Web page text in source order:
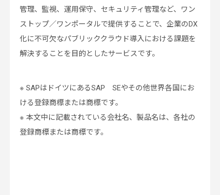
管理、監視、運用保守、セキュリティ管理など、ワン
ストップ／ワンポータルで提供することで、企業のDX
化に不可欠なパブリッククラウド導入における課題を
解決することを目的としたサービスです。
※ SAPはドイツにあるSAP SEやその他世界各国にお
ける登録商標または商標です。
※ 本文中に記載されている会社名、製品名は、各社の
登録商標または商標です。